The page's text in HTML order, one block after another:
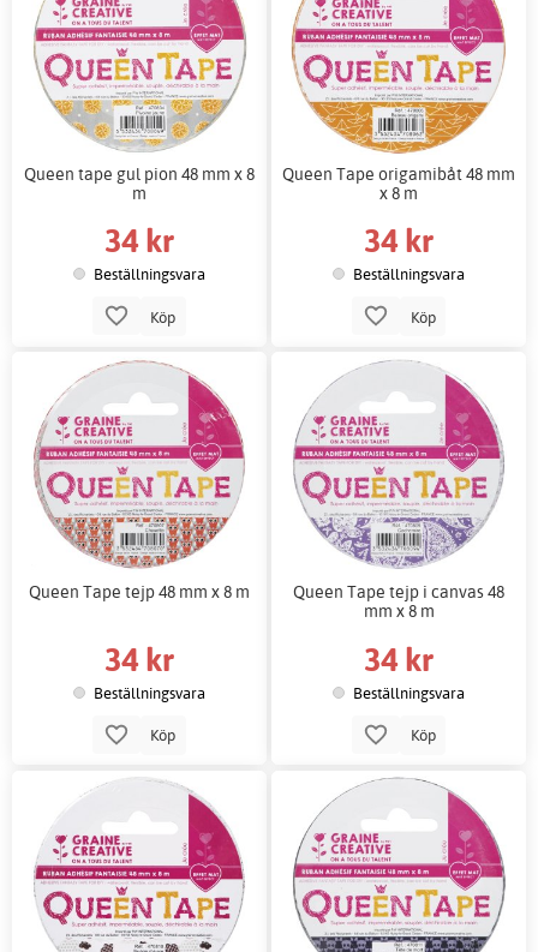
Queen tape gul pion 48 mm x 8
m
34 kr
Beställningsvara
Köp
Queen Tape origamibåt 48 mm
x 8 m
34 kr
Beställningsvara
Köp
Queen Tape tejp 48 mm x 8 m
34 kr
Beställningsvara
Köp
Queen Tape tejp i canvas 48
mm x 8 m
34 kr
Beställningsvara
Köp